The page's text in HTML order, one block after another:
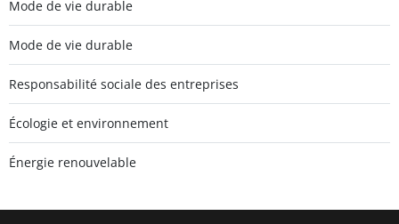
Mode de vie durable
Mode de vie durable
Responsabilité sociale des entreprises
Écologie et environnement
Énergie renouvelable